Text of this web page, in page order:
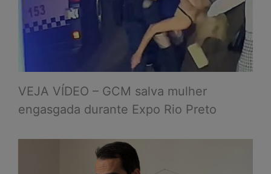
VEJA VÍDEO – GCM salva mulher
engasgada durante Expo Rio Preto